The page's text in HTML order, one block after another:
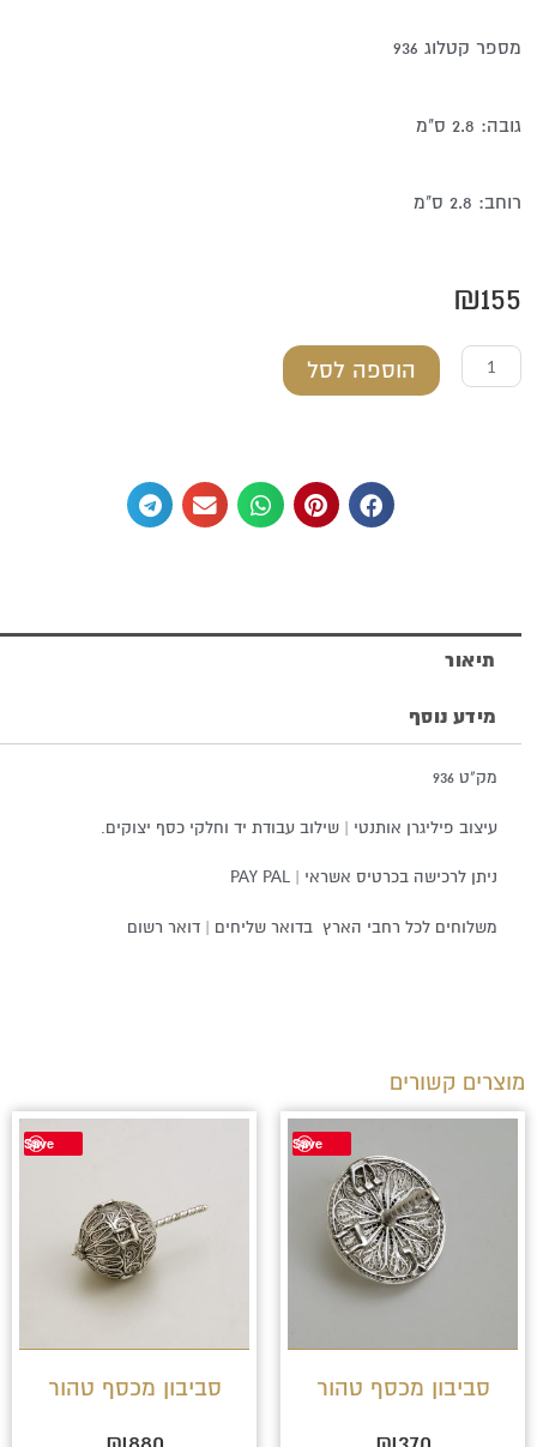
מספר קטלוג 936
גובה: 2.8 ס"מ
רוחב: 2.8 ס"מ
₪155
הוספה לסל
תיאור
מידע נוסף
מק"ט 936
עיצוב פיליגרן אותנטי | שילוב עבודת יד וחלקי כסף יצוקים.
ניתן לרכישה בכרטיס אשראי | PAY PAL
משלוחים לכל רחבי הארץ בדואר שליחים | דואר רשום
מוצרים קשורים
Save
סביבון מכסף טהור
Save
סביבון מכסף טהור